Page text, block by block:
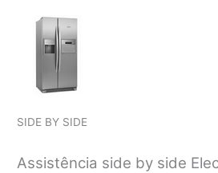
SIDE BY SIDE
Assistência side by side